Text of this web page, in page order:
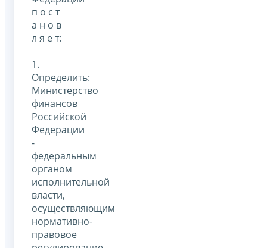
п о с т
а н о в
л я е т:
1.
Определить:
Министерство
финансов
Российской
Федерации
-
федеральным
органом
исполнительной
власти,
осуществляющим
нормативно-
правовое